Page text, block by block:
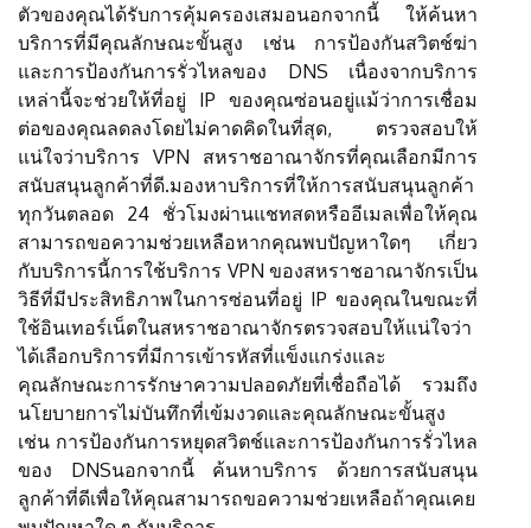
ตัวของคุณได้รับการคุ้มครองเสมอนอกจากนี้ ให้ค้นหา
บริการที่มีคุณลักษณะขั้นสูง เช่น การป้องกันสวิตช์ฆ่า
และการป้องกันการรั่วไหลของ DNS เนื่องจากบริการ
เหล่านี้จะช่วยให้ที่อยู่ IP ของคุณซ่อนอยู่แม้ว่าการเชื่อม
ต่อของคุณลดลงโดยไม่คาดคิดในที่สุด, ตรวจสอบให้
แน่ใจว่าบริการ VPN สหราชอาณาจักรที่คุณเลือกมีการ
สนับสนุนลูกค้าที่ดี.มองหาบริการที่ให้การสนับสนุนลูกค้า
ทุกวันตลอด 24 ชั่วโมงผ่านแชทสดหรืออีเมลเพื่อให้คุณ
สามารถขอความช่วยเหลือหากคุณพบปัญหาใดๆ เกี่ยว
กับบริการนี้การใช้บริการ VPN ของสหราชอาณาจักรเป็น
วิธีที่มีประสิทธิภาพในการซ่อนที่อยู่ IP ของคุณในขณะที่
ใช้อินเทอร์เน็ตในสหราชอาณาจักรตรวจสอบให้แน่ใจว่า
ได้เลือกบริการที่มีการเข้ารหัสที่แข็งแกร่งและ
คุณลักษณะการรักษาความปลอดภัยที่เชื่อถือได้ รวมถึง
นโยบายการไม่บันทึกที่เข้มงวดและคุณลักษณะขั้นสูง
เช่น การป้องกันการหยุดสวิตช์และการป้องกันการรั่วไหล
ของ DNSนอกจากนี้ ค้นหาบริการ ด้วยการสนับสนุน
ลูกค้าที่ดีเพื่อให้คุณสามารถขอความช่วยเหลือถ้าคุณเคย